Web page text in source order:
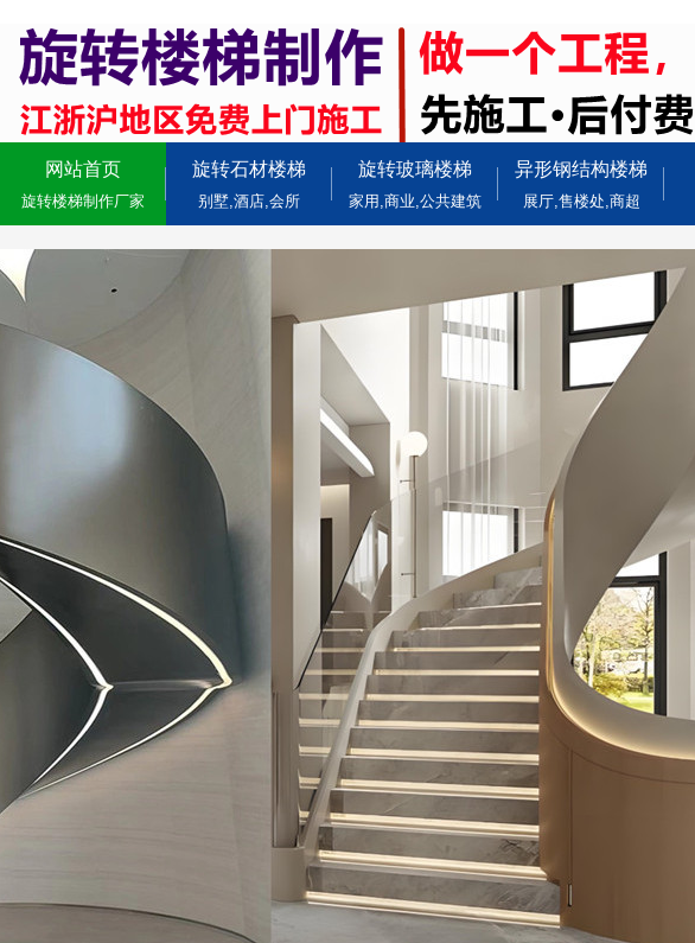
网站首页
旋转楼梯制作厂家
旋转石材楼梯
别墅,酒店,会所
旋转玻璃楼梯
家用,商业,公共建筑
异形钢结构楼梯
展厅,售楼处,商超